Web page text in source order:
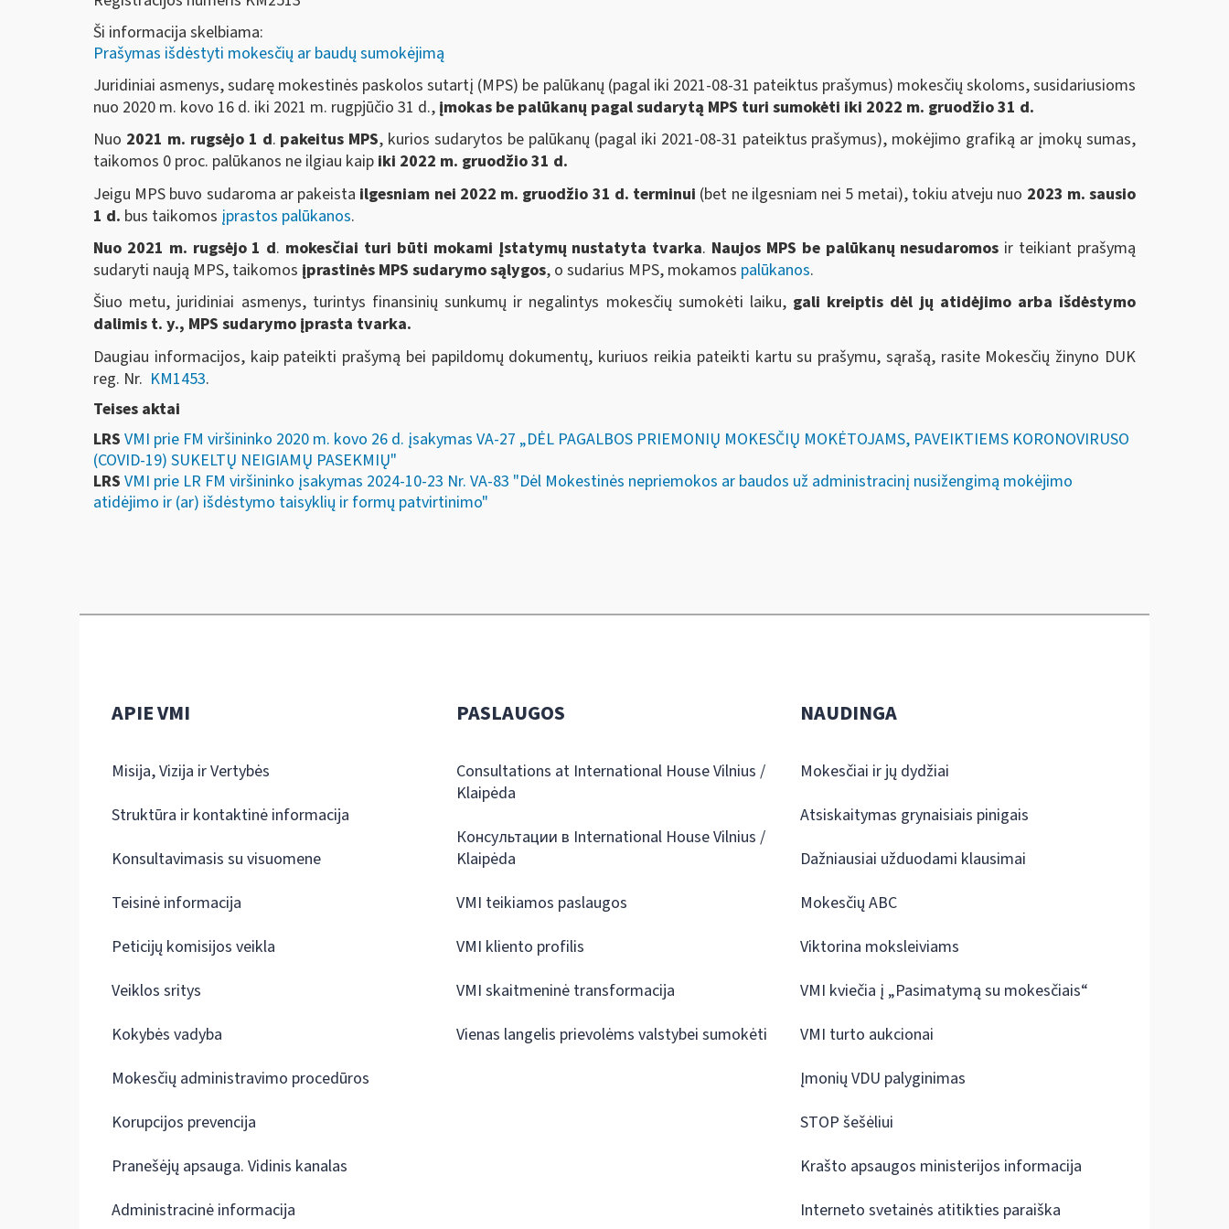
Ši informacija skelbiama:
Prašymas išdėstyti mokesčių ar baudų sumokėjimą
Juridiniai asmenys, sudarę mokestinės paskolos sutartį (MPS) be palūkanų (pagal iki 2021-08-31 pateiktus prašymus) mokesčių skoloms, susidariusioms
nuo 2020 m. kovo 16 d. iki 2021 m. rugpjūčio 31 d., įmokas be palūkanų pagal sudarytą MPS turi sumokėti iki 2022 m. gruodžio 31 d.
Nuo 2021 m. rugsėjo 1 d. pakeitus MPS, kurios sudarytos be palūkanų (pagal iki 2021-08-31 pateiktus prašymus), mokėjimo grafiką ar įmokų sumas,
taikomos 0 proc. palūkanos ne ilgiau kaip iki 2022 m. gruodžio 31 d.
Jeigu MPS buvo sudaroma ar pakeista ilgesniam nei 2022 m. gruodžio 31 d. terminui (bet ne ilgesniam nei 5 metai), tokiu atveju nuo 2023 m. sausio
1 d. bus taikomos įprastos palūkanos.
Nuo 2021 m. rugsėjo 1 d. mokesčiai turi būti mokami Įstatymų nustatyta tvarka. Naujos MPS be palūkanų nesudaromos ir teikiant prašymą
sudaryti naują MPS, taikomos įprastinės MPS sudarymo sąlygos, o sudarius MPS, mokamos palūkanos.
Šiuo metu, juridiniai asmenys, turintys finansinių sunkumų ir negalintys mokesčių sumokėti laiku, gali kreiptis dėl jų atidėjimo arba išdėstymo
dalimis t. y., MPS sudarymo įprasta tvarka.
Daugiau informacijos, kaip pateikti prašymą bei papildomų dokumentų, kuriuos reikia pateikti kartu su prašymu, sąrašą, rasite Mokesčių žinyno DUK
reg. Nr. KM1453.
Teises aktai
LRS VMI prie FM viršininko 2020 m. kovo 26 d. įsakymas VA-27 „DĖL PAGALBOS PRIEMONIŲ MOKESČIŲ MOKĖTOJAMS, PAVEIKTIEMS KORONOVIRUSO
(COVID-19) SUKELTŲ NEIGIAMŲ PASEKMIŲ"
LRS VMI prie LR FM viršininko įsakymas 2024-10-23 Nr. VA-83 "Dėl Mokestinės nepriemokos ar baudos už administracinį nusižengimą mokėjimo
atidėjimo ir (ar) išdėstymo taisyklių ir formų patvirtinimo"
APIE VMI
Misija, Vizija ir Vertybės
Struktūra ir kontaktinė informacija
Konsultavimasis su visuomene
Teisinė informacija
Peticijų komisijos veikla
Veiklos sritys
Kokybės vadyba
Mokesčių administravimo procedūros
Korupcijos prevencija
Pranešėjų apsauga. Vidinis kanalas
Administracinė informacija
PASLAUGOS
Consultations at International House Vilnius /
Klaipėda
Консультации в International House Vilnius /
Klaipėda
VMI teikiamos paslaugos
VMI kliento profilis
VMI skaitmeninė transformacija
Vienas langelis prievolėms valstybei sumokėti
NAUDINGA
Mokesčiai ir jų dydžiai
Atsiskaitymas grynaisiais pinigais
Dažniausiai užduodami klausimai
Mokesčių ABC
Viktorina moksleiviams
VMI kviečia į „Pasimatymą su mokesčiais“
VMI turto aukcionai
Įmonių VDU palyginimas
STOP šešėliui
Krašto apsaugos ministerijos informacija
Interneto svetainės atitikties paraiška